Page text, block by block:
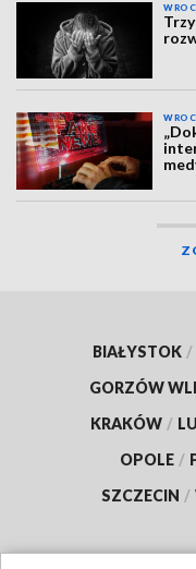
BIAŁYSTOK /
GORZÓW
KRAKÓW /
OPOLE /
SZCZECIN /